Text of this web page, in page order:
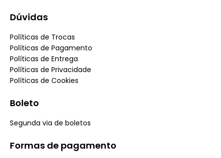
Dúvidas
Políticas de Trocas
Políticas de Pagamento
Políticas de Entrega
Políticas de Privacidade
Políticas de Cookies
Boleto
Segunda via de boletos
Formas de pagamento